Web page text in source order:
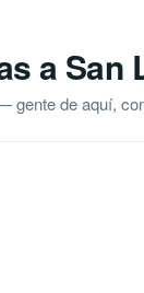
a San
gente de aquí,